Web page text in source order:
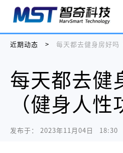
近期动态 > 每天都去健身房好吗
每天都去健
（健身人性
发布于： 2023年11月04日   18:30